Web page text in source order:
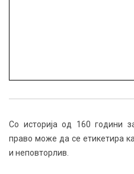
Со историја од 160 години
право може да се етикетира
и неповторлив.